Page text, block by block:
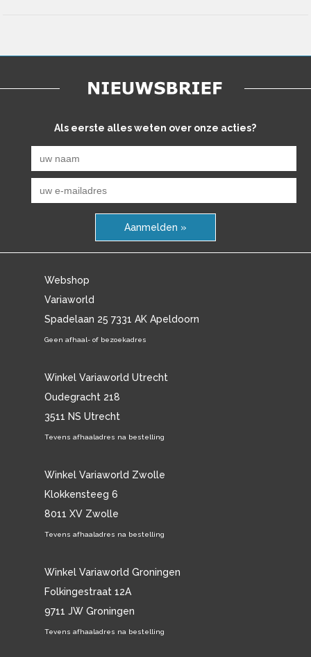
Als eerste alles weten over onze acties?
Aanmelden »
Webshop
Variaworld
Spadelaan 25 7331 AK Apeldoorn
Geen afhaal- of bezoekadres
Winkel Variaworld Utrecht
Oudegracht 218
3511 NS Utrecht
Tevens afhaaladres na bestelling
Winkel Variaworld Zwolle
Klokkensteeg 6
8011 XV Zwolle
Tevens afhaaladres na bestelling
Winkel Variaworld Groningen
Folkingestraat 12A
9711 JW Groningen
Tevens afhaaladres na bestelling